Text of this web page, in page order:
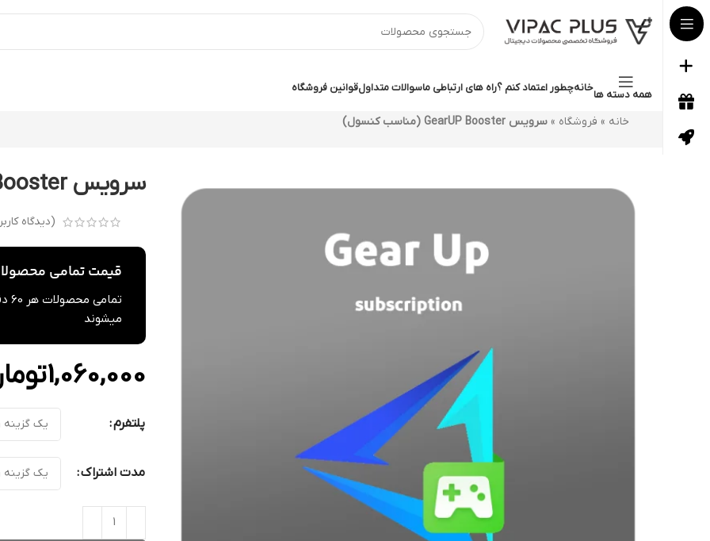
همه دسته ها
خانهچطور اعتماد کنم ؟راه های ارتباطی ماسوالات متداولقوانین فروشگاه
خانه » فروشگاه » سرویس GearUP Booster (مناسب کنسول)
سرویس GearUP Booster (مناسب کنسول)
(دیدگاه کاربر
قیمت تمامی
میشوند
1,060,000
پلتفرم
مدت اشتراک